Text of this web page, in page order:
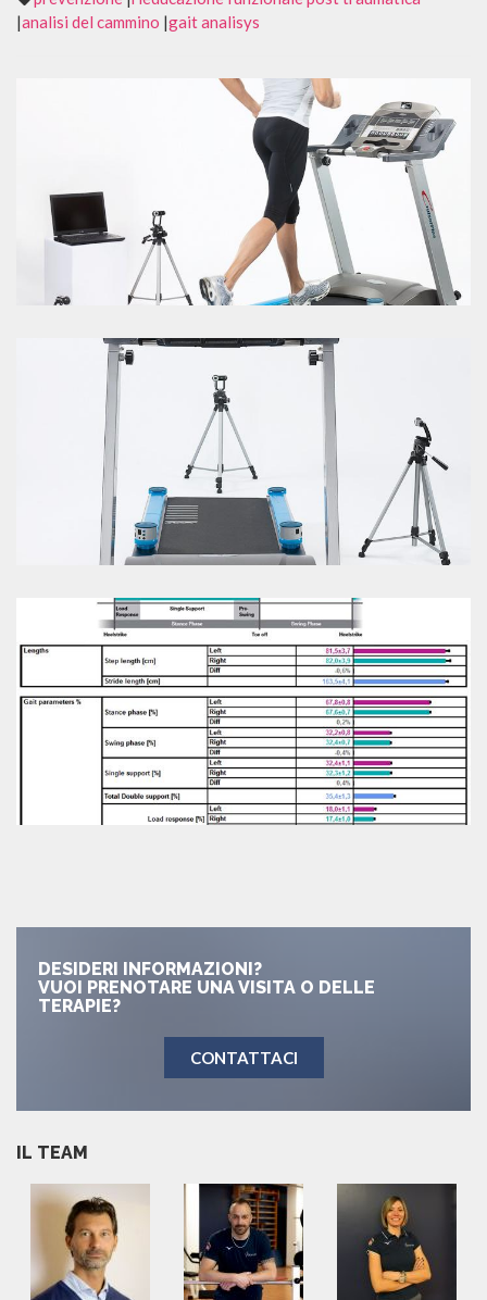
|analisi del cammino |gait analisys
DESIDERI INFORMAZIONI?
VUOI PRENOTARE UNA VISITA O DELLE
TERAPIE?
CONTATTACI
IL TEAM